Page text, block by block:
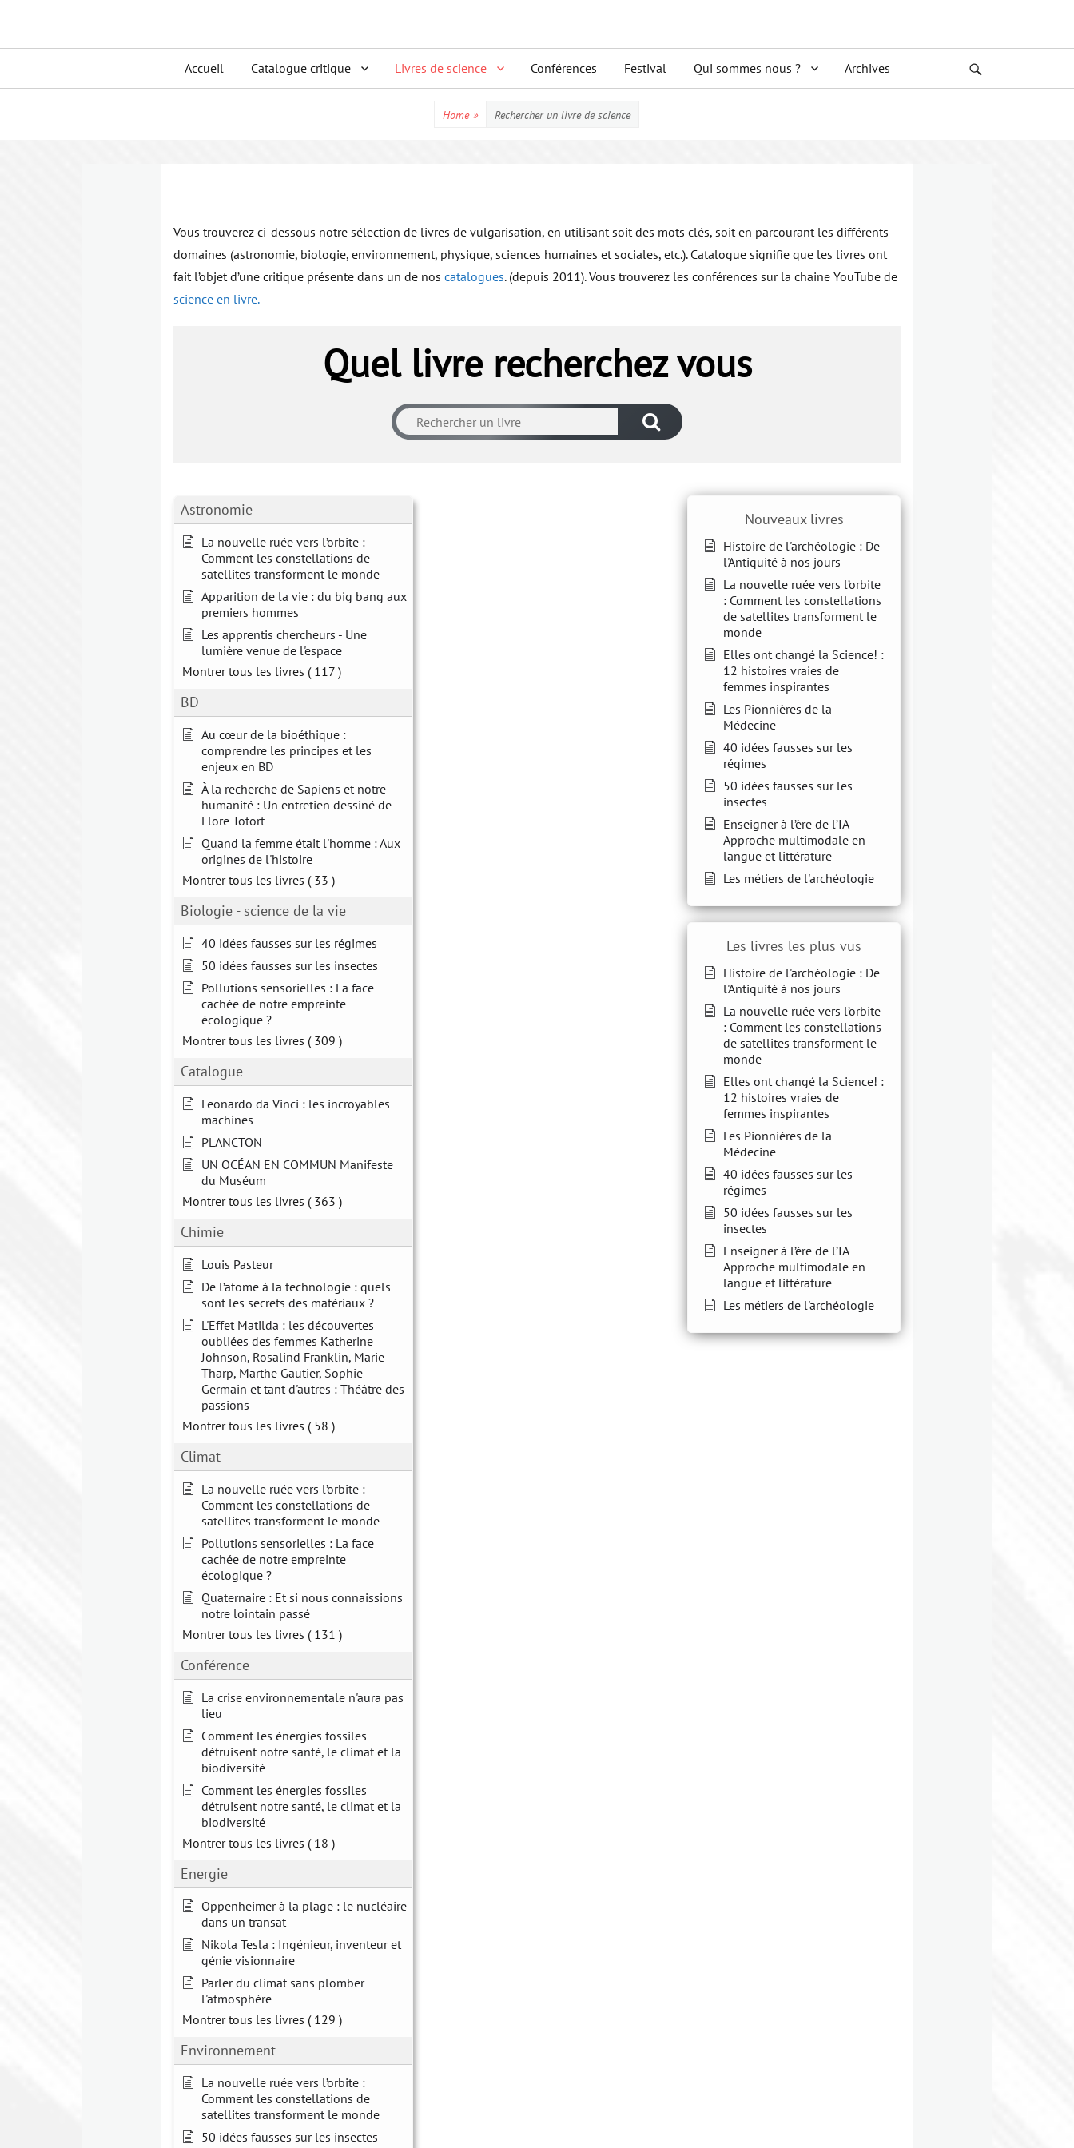
menu
Accueil Catalogue critique Livres de science Conférences Festival Qui sommes nous ? Archives
Home » Rechercher un livre de science
Vous trouverez ci-dessous notre sélection de livres de vulgarisation, en utilisant soit des mots clés, soit en parcourant les différents
domaines (astronomie, biologie, environnement, physique, sciences humaines et sociales, etc.). Catalogue signifie que les livres ont
fait l’objet d’une critique présente dans un de nos catalogues. (depuis 2011). Vous trouverez les conférences sur la chaine YouTube de
science en livre.
Quel livre recherchez vous
Astronomie
La nouvelle ruée vers l’orbite :
Comment les constellations de
satellites transforment le monde
Apparition de la vie : du big bang aux
premiers hommes
Les apprentis chercheurs - Une
lumière venue de l'espace
Montrer tous les livres ( 117 )
BD
Au cœur de la bioéthique :
comprendre les principes et les
enjeux en BD
À la recherche de Sapiens et notre
humanité : Un entretien dessiné de
Flore Totort
Quand la femme était l'homme : Aux
origines de l'histoire
Montrer tous les livres ( 33 )
Biologie - science de la vie
40 idées fausses sur les régimes
50 idées fausses sur les insectes
Pollutions sensorielles : La face
cachée de notre empreinte
écologique ?
Montrer tous les livres ( 309 )
Catalogue
Leonardo da Vinci : les incroyables
machines
PLANCTON
UN OCÉAN EN COMMUN Manifeste
du Muséum
Montrer tous les livres ( 363 )
Chimie
Louis Pasteur
De l’atome à la technologie : quels
sont les secrets des matériaux ?
L'Effet Matilda : les découvertes
oubliées des femmes Katherine
Johnson, Rosalind Franklin, Marie
Tharp, Marthe Gautier, Sophie
Germain et tant d'autres : Théâtre des
passions
Montrer tous les livres ( 58 )
Climat
La nouvelle ruée vers l’orbite :
Comment les constellations de
satellites transforment le monde
Pollutions sensorielles : La face
cachée de notre empreinte
écologique ?
Quaternaire : Et si nous connaissions
notre lointain passé
Montrer tous les livres ( 131 )
Conférence
La crise environnementale n'aura pas
lieu
Comment les énergies fossiles
détruisent notre santé, le climat et la
biodiversité
Comment les énergies fossiles
détruisent notre santé, le climat et la
biodiversité
Montrer tous les livres ( 18 )
Energie
Oppenheimer à la plage : le nucléaire
dans un transat
Nikola Tesla : Ingénieur, inventeur et
génie visionnaire
Parler du climat sans plomber
l'atmosphère
Montrer tous les livres ( 129 )
Environnement
La nouvelle ruée vers l’orbite :
Comment les constellations de
satellites transforment le monde
50 idées fausses sur les insectes
Nouveaux livres
Histoire de l'archéologie : De
l'Antiquité à nos jours
La nouvelle ruée vers l’orbite
: Comment les constellations
de satellites transforment le
monde
Elles ont changé la Science! :
12 histoires vraies de
femmes inspirantes
Les Pionnières de la
Médecine
40 idées fausses sur les
régimes
50 idées fausses sur les
insectes
Enseigner à l’ère de l’IA
Approche multimodale en
langue et littérature
Les métiers de l'archéologie
Les livres les plus vus
Histoire de l'archéologie : De
l'Antiquité à nos jours
La nouvelle ruée vers l’orbite
: Comment les constellations
de satellites transforment le
monde
Elles ont changé la Science! :
12 histoires vraies de
femmes inspirantes
Les Pionnières de la
Médecine
40 idées fausses sur les
régimes
50 idées fausses sur les
insectes
Enseigner à l’ère de l’IA
Approche multimodale en
langue et littérature
Les métiers de l'archéologie